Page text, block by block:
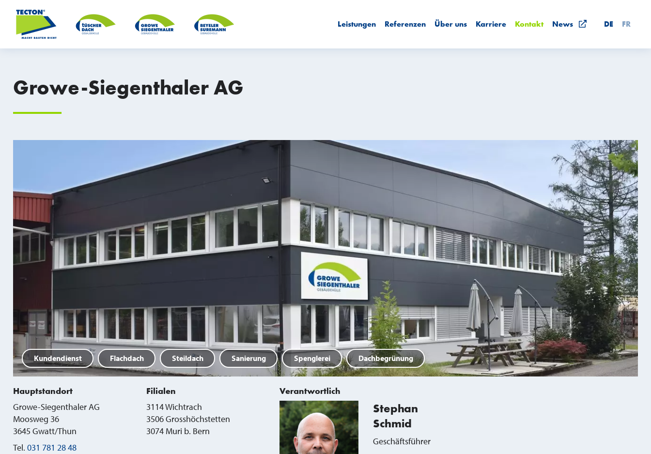
Leistungen Referenzen Über uns Karriere Kontakt News DE FR
Growe-Siegenthaler AG
Kundendienst Flachdach Steildach Sanierung Spenglerei Dachbegrünung
Hauptstandort
Growe-Siegenthaler AG
Moosweg 36
3645 Gwatt/Thun
Tel. 031 781 28 48
Filialen
3114 Wichtrach
3506 Grosshöchstetten
3074 Muri b. Bern
Verantwortlich
Stephan
Schmid
Geschäftsführer